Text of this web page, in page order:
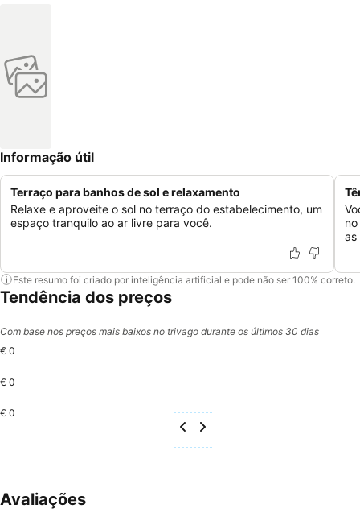
Informação útil
Terraço para banhos de sol e relaxamento
Relaxe e aproveite o sol no terraço do estabelecimento, um
espaço tranquilo ao ar livre para você.
as
Este resumo foi criado por inteligência artificial e pode não ser 100% correto.
Tendência dos preços
Com base nos preços mais baixos no trivago durante os últimos 30 dias
€ 0
€ 0
€ 0
Avaliações